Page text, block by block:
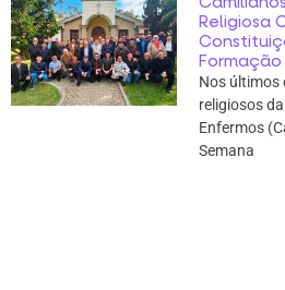
Religiosa
Nos últimos
religiosos
Enfermos
Semana